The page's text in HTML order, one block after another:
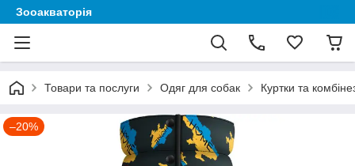
Зооакваторія
Товари та послуги Одяг для собак Куртки та
–20%